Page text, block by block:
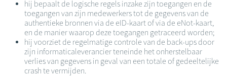
hij bepaalt de logische regels inzake zijn toegangen en de
toegangen van zijn medewerkers tot de gegevens van de
authentieke bronnen via de eID-kaart of via de eNot-kaart,
en de manier waarop deze toegangen getraceerd worden;
hij voorziet de regelmatige controle van de back-ups door
zijn informaticaleverancier teneinde het onherstelbaar
verlies van gegevens in geval van een totale of gedeeltelijke
crash te vermijden.